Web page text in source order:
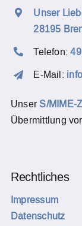
Unser
28195
Telefon:
E-Mail:
Unser S/MIME-
Übermittlung
Rechtliches
Impressum
Datenschutz